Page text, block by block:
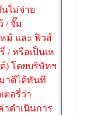
ไม่จ่าย
/ จั๊ม
ม้ และ ฟิวส์
/ หรือเป็นเห
) โดยบริษัทฯ
าดีได้ทันที
ตอรี่ว่า
ดำเนินการ